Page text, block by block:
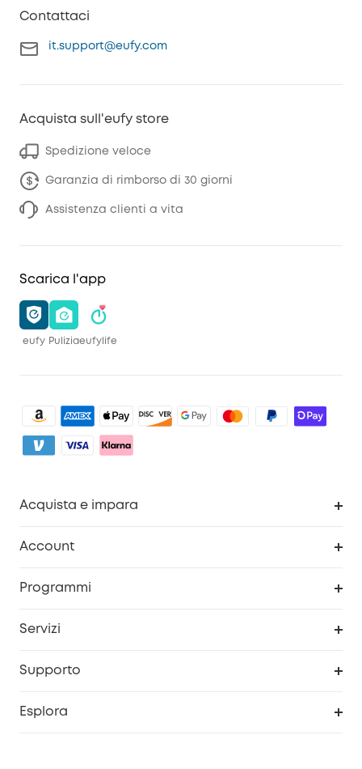
Contattaci
it.support@eufy.com
Acquista sull'eufy store
Spedizione veloce
Garanzia di rimborso di 30 giorni
Assistenza clienti a vita
Scarica l'app
eufy Puliziaeufylife
Acquista e impara
Account
Programmi
Servizi
Supporto
Esplora